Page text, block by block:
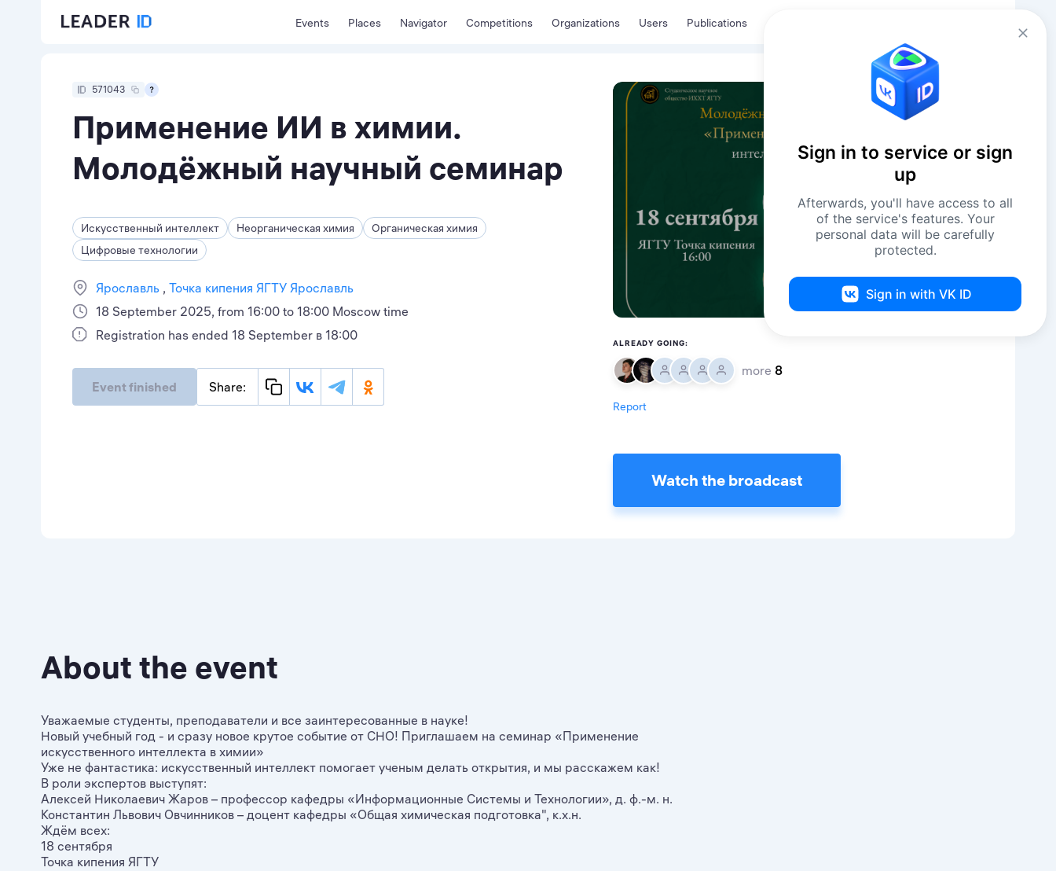
Events Places Navigator Competitions Organizations Users Publications
571043
Применение ИИ в химии.
Молодёжный научный семинар
Искусственный интеллект Неорганическая химия
Органическая химия
Цифровые технологии
Ярославль Точка кипения ЯГТУ Ярославль
18 September 2025, from 16:00 to 18:00 Moscow time
Registration has ended 18 September в 18:00
Event finished Share:
ALREADY GOING:
more 8
Report
Watch the broadcast
About the event
Уважаемые студенты, преподаватели и все заинтересованные в науке!
Новый учебный год - и сразу новое крутое событие от СНО! Приглашаем на семинар «Применение
искусственного интеллекта в химии»
Уже не фантастика: искусственный интеллект помогает ученым делать открытия, и мы расскажем как!
В роли экспертов выступят:
Алексей Николаевич Жаров – профессор кафедры «Информационные Системы и Технологии», д. ф.-м. н.
Константин Львович Овчинников – доцент кафедры «Общая химическая подготовка", к.х.н.
Ждём всех:
18 сентября
Точка кипения ЯГТУ
Sign in to service or sign
up
Afterwards, you'll have access to all
of the service's features. Your
personal data will be carefully
protected.
Sign in with VK ID